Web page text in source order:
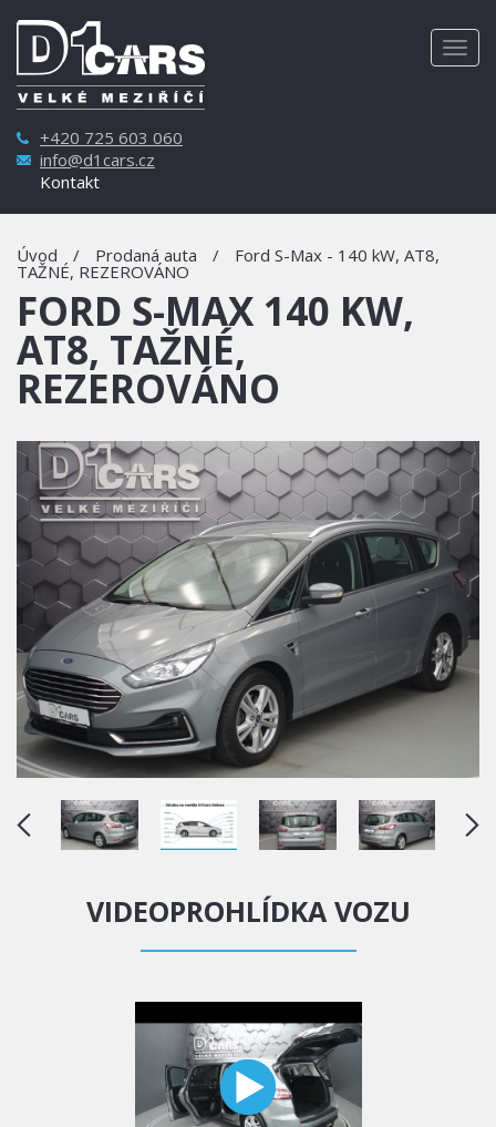
+420 725 603 060
info@d1cars.cz
Kontakt
Úvod / Prodaná auta / Ford S-Max - 140 kW, AT8,
TAŽNÉ, REZEROVÁNO
FORD S-MAX 140 KW,
AT8, TAŽNÉ,
REZEROVÁNO
VIDEOPROHLÍDKA VOZU